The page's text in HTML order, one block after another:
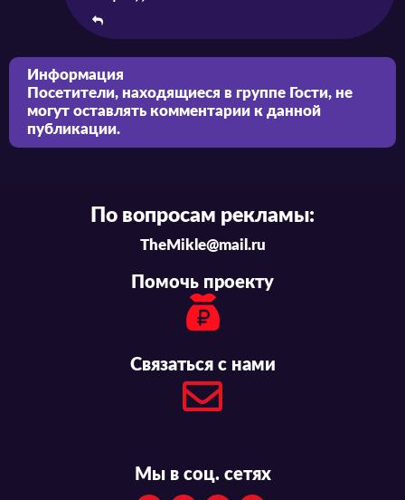
Информация
Посетители, находящиеся в группе Гости, не
могут оставлять комментарии к данной
публикации.
По вопросам рекламы:
TheMikle@mail.ru
Помочь проекту
Связаться с нами
Мы в соц. сетях